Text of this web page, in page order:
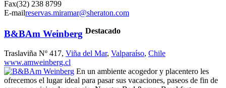
Fax(32) 238 8799
E-mailreservas.miramar@sheraton.com
B&BAm Weinberg Destacado
Traslaviña Nº 417, Viña del Mar, Valparaíso, Chile
www.amweinberg.cl
En un ambiente acogedor y placentero les
ofrecemos el lugar ideal para pasar sus vacaciones, paseos de fin de